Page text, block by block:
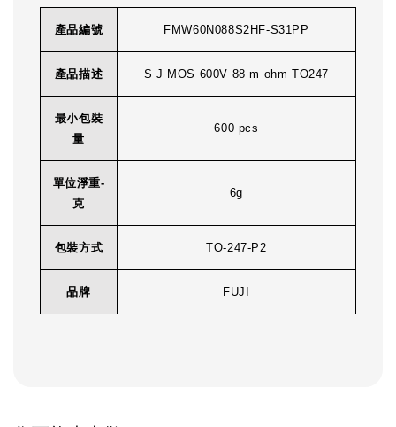
產品編號 FMW60N088S2HF-S31PP
產品描述 S J MOS 600V 88 m ohm TO247
最小包裝
量
600 pcs
單位淨重-
克
6g
包裝方式 TO-247-P2
品牌 FUJI